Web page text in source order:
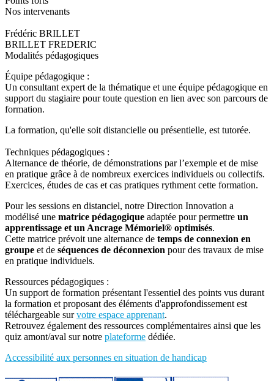
Nos intervenants
Frédéric BRILLET
BRILLET FREDERIC
Modalités pédagogiques
Équipe pédagogique :
Un consultant expert de la thématique et une équipe pédagogique en
support du stagiaire pour toute question en lien avec son parcours de
formation.
La formation, qu'elle soit distancielle ou présentielle, est tutorée.
Techniques pédagogiques :
Alternance de théorie, de démonstrations par l’exemple et de mise
en pratique grâce à de nombreux exercices individuels ou collectifs.
Exercices, études de cas et cas pratiques rythment cette formation.
Pour les sessions en distanciel, notre Direction Innovation a
modélisé une matrice pédagogique adaptée pour permettre un
apprentissage et un Ancrage Mémoriel® optimisés.
Cette matrice prévoit une alternance de temps de connexion en
groupe et de séquences de déconnexion pour des travaux de mise
en pratique individuels.
Ressources pédagogiques :
Un support de formation présentant l'essentiel des points vus durant
la formation et proposant des éléments d'approfondissement est
téléchargeable survotre espace apprenant.
Retrouvez également des ressources complémentaires ainsi que les
quiz amont/aval sur notre plateforme dédiée.
Accessibilité aux personnes en situation de handicap